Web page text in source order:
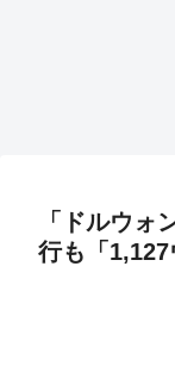
「ドルウォ
行も「1,127